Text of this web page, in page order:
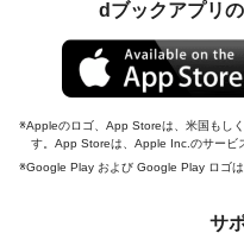
dブックアプリ
Appleのロゴ、App Storeは、米国もし
す。App Storeは、Apple Inc.のサービ
Google Play および Google Play ロゴ
サ